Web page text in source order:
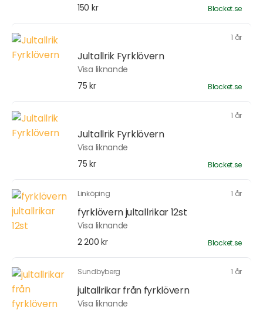
150 kr Blocket.se
1 år
Jultallrik Fyrklövern
Visa liknande
75 kr
Blocket.se
1 år
Jultallrik Fyrklövern
Visa liknande
75 kr
Blocket.se
Linköping 1 år
fyrklövern jultallrikar 12st
Visa liknande
2 200 kr
Blocket.se
Sundbyberg 1 år
jultallrikar från fyrklövern
Visa liknande